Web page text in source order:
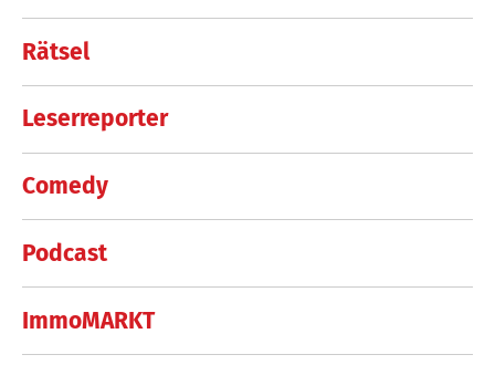
Rätsel
Leserreporter
Comedy
Podcast
ImmoMARKT